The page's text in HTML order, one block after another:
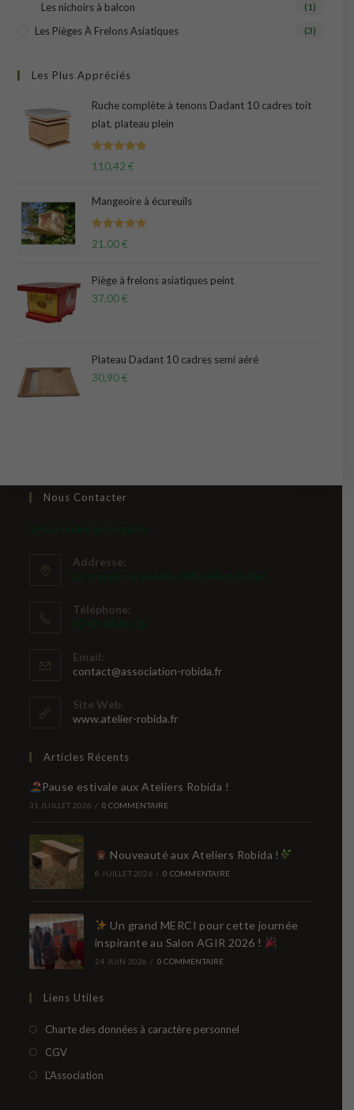
Les nichoirs à balcon (1)
Les Pièges À Frelons Asiatiques (3)
Les Plus Appréciés
Ruche complète à tenons Dadant 10 cadres toit
plat, plateau plein
Note 5.00
110,42 €
Mangeoire à écureuils
Note 5.00
21,00€
Piège à frelons asiatiques peint
37,00€
Plateau Dadant 10 cadres semi aéré
30,90€
Nous Contacter
Vous rendre au magasin
Addresse:
22 chemin de Robida 53410 Port-Brillet
Téléphone:
02 43 68 80 16
Email:
contact@association-robida.frS’ouvre
Site Web:
www.atelier-robida.fr
Articles Récents
Pause estivale aux Ateliers Robida !
31 JUILLET 2026 / 0 COMMENTAIRE
Nouveauté aux Ateliers Robida !
8 JUILLET 2026 / 0 COMMENTAIRE
Un grand MERCI pour cette journée
inspirante au Salon AGIR 2026 !
24 JUIN 2026 / 0 COMMENTAIRE
Liens Utiles
Charte des données à caractère personnelS’ouvre
CGVS’ouvre
dans
L'AssociationS’ouvre